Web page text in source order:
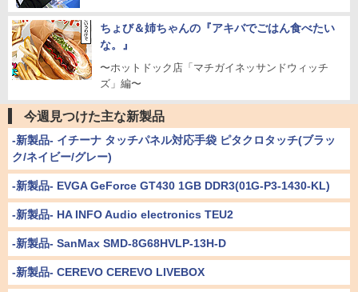
ちょび＆姉ちゃんの『アキバでごはん食べたい
な。』
〜ホットドック店「マチガイネッサンドウィッチ
ズ」編〜
今週見つけた主な新製品
-新製品- イチーナ タッチパネル対応手袋 ピタクロタッチ(ブラッ
ク/ネイビー/グレー)
-新製品- EVGA GeForce GT430 1GB DDR3(01G-P3-1430-KL)
-新製品- HA INFO Audio electronics TEU2
-新製品- SanMax SMD-8G68HVLP-13H-D
-新製品- CEREVO CEREVO LIVEBOX